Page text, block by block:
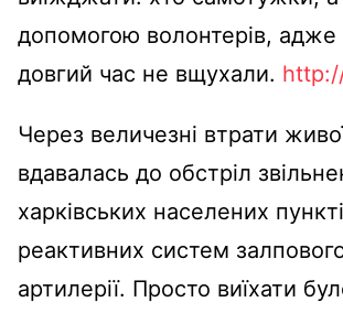
допомогою волонтерів, адже
довгий час не вщухали.
Через величезні втрати
вдавалась до обстріл
харківських населених
реактивних систем
артилерії. Просто виїхати